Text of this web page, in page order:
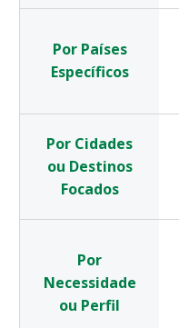
Por Países
Específicos
Por Cidades
ou Destinos
Focados
Por
Necessidade
ou Perfil